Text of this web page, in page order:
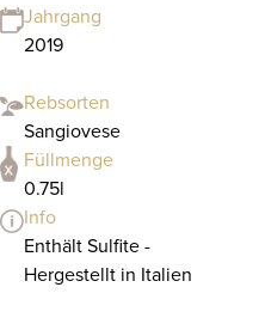
Jahrgang
2019
Rebsorten
Sangiovese
Füllmenge
0.75l
Info
Enthält Sulfite -
Hergestellt in Italien